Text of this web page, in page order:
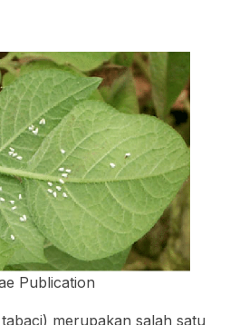
Publication
) merupakan salah satu